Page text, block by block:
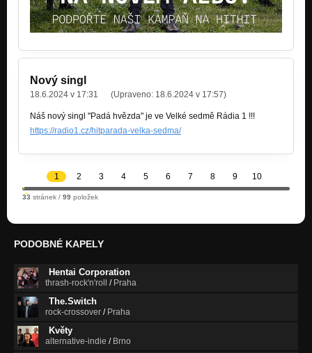
Nový singl
18.6.2024 v 17:31 (Upraveno: 18.6.2024 v 17:57)
Náš nový singl "Padá hvězda" je ve Velké sedmě Rádia 1 !!!
https://radio1.cz/hitparada-velka-sedma/
1 2 3 4 5 6 7 8 9 10
33 stránek / 99 položek
PODOBNÉ KAPELY
Hentai Corporation
thrash-rock'n'roll / Praha
The.Switch
rock-crossover / Praha
Květy
alternative-indie / Brno